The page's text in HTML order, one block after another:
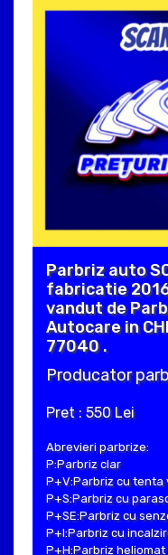
Parbriz auto
fabricatie
vandut de
Autocare in
77040 .
Producator
Pret : 550 Lei
Abrevieri parbrize:
P:Parbriz clar
P+V:Parbriz cu tenta
P+S:Parbriz cu
P+SE:Parbriz cu
P+I:Parbriz cu
P+H:Parbriz heliomat